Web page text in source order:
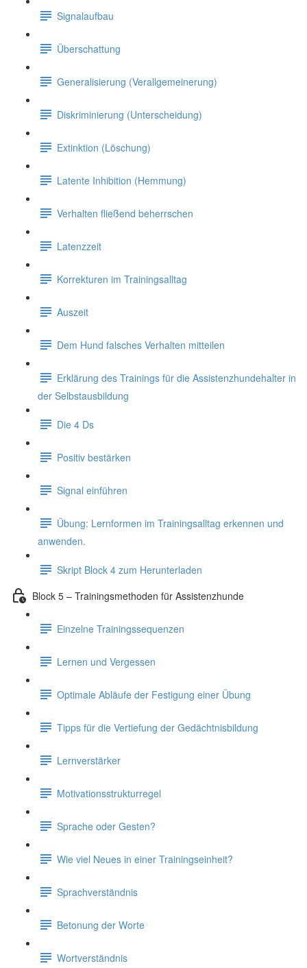
Signalaufbau
Überschattung
Generalisierung (Verallgemeinerung)
Diskriminierung (Unterscheidung)
Extinktion (Löschung)
Latente Inhibition (Hemmung)
Verhalten fließend beherrschen
Latenzzeit
Korrekturen im Trainingsalltag
Auszeit
Dem Hund falsches Verhalten mitteilen
Erklärung des Trainings für die Assistenzhundehalter in
der Selbstausbildung
Die 4 Ds
Positiv bestärken
Signal einführen
Übung: Lernformen im Trainingsalltag erkennen und
anwenden.
Skript Block 4 zum Herunterladen
Block 5 – Trainingsmethoden für Assistenzhunde
Einzelne Trainingssequenzen
Lernen und Vergessen
Optimale Abläufe der Festigung einer Übung
Tipps für die Vertiefung der Gedächtnisbildung
Lernverstärker
Motivationsstrukturregel
Sprache oder Gesten?
Wie viel Neues in einer Trainingseinheit?
Sprachverständnis
Betonung der Worte
Wortverständnis